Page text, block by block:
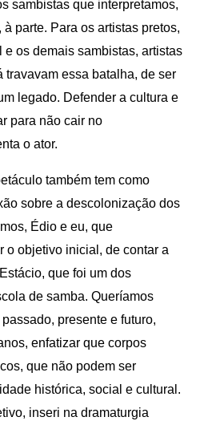
sambistas que interpretamos,
parte. Para os artistas pretos,
e os demais sambistas, artistas
travavam essa batalha, de ser
legado. Defender a cultura e
para não cair no
o ator.
também tem como
sobre a descolonização dos
Édio e eu, que
o objetivo inicial, de contar a
que foi um dos
de samba. Queríamos
presente e futuro,
enfatizar que corpos
que não podem ser
histórica, social e cultural.
inseri na dramaturgia